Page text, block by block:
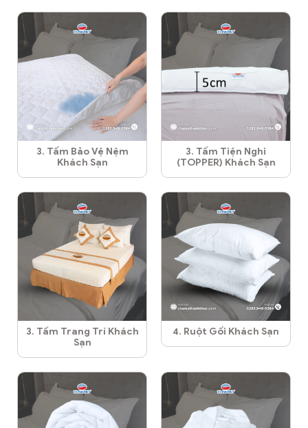
3. Tấm Bảo Vệ Nệm
Khách Sạn
3. Tấm Tiện Nghi
(TOPPER) Khách Sạn
3. Tấm Trang Trí Khách
Sạn
4. Ruột Gối Khách Sạn